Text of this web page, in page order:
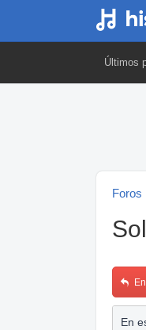
Últimos
Foros